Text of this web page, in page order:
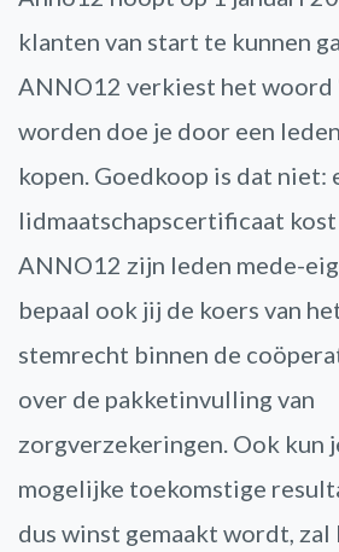
klanten van start te kunnen
ANNO12 verkiest het woord
worden doe je door een
kopen. Goedkoop is dat niet:
lidmaatschapscertificaat
ANNO12 zijn leden mede-
bepaal ook jij de koers van
stemrecht binnen de
over de pakketinvulling van
zorgverzekeringen. Ook kun
mogelijke toekomstige
dus winst gemaakt wordt,